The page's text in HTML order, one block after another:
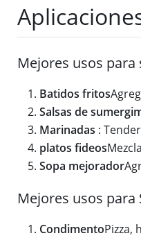
Mejores usos para
Batidos fritos
Salsas de
Marinadas :
platos fideos
Sopa mejorador
Mejores usos para
CondimentoPizza,